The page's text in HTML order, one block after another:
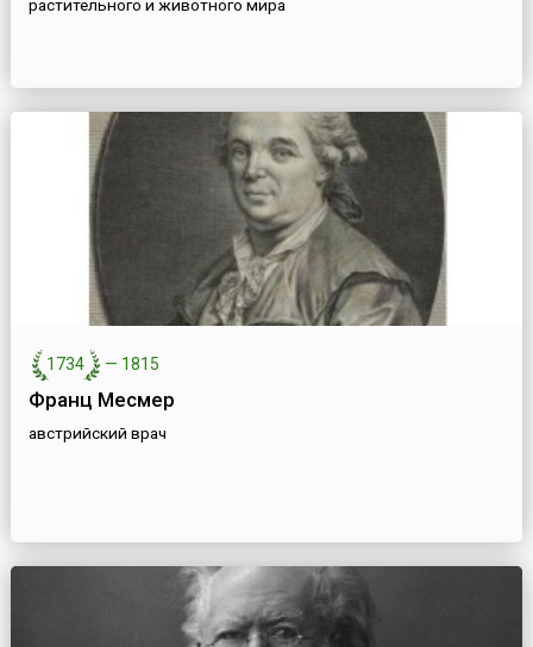
растительного и животного мира
1734 — 1815
Франц Месмер
австрийский врач